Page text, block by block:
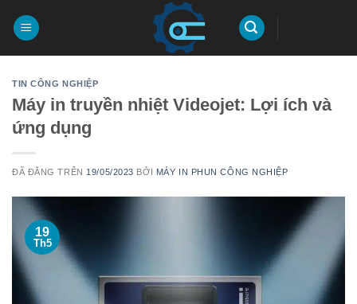
đến
TIN CÔNG NGHIỆP
Máy in truyền nhiệt Videojet: Lợi ích và
ứng dụng
ĐÃ ĐĂNG TRÊN 19/05/2023 BỞI MÁY IN PHUN CÔNG NGHIỆP
19
Th5